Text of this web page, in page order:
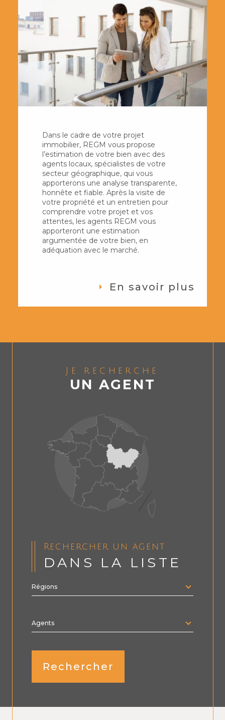
Dans le cadre de votre projet
immobilier, REGM vous propose
l’estimation de votre bien avec des
agents locaux, spécialistes de votre
secteur géographique, qui vous
apporterons une analyse transparente,
honnête et fiable. Après la visite de
votre propriété et un entretien pour
comprendre votre projet et vos
attentes, les agents REGM vous
apporteront une estimation
argumentée de votre bien, en
adéquation avec le marché.
En savoir plus
Je recherche
UN AGENT
Rechercher un agent
DANS LA LISTE
Merci
de
Régions
Agents
Rechercher